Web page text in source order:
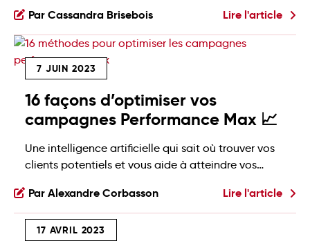
logo posé sur un produit, une marque est un
écosystème complet qui influence chaque
décision d’achat. Elle ne se construit pas juste
avec un beau visuel, mais dans la façon dont une
Par Cassandra Brisebois Lire l'article
7 JUIN 2023
16 façons d’optimiser vos
campagnes Performance Max 📈
Une intelligence artificielle qui sait où trouver vos
clients potentiels et vous aide à atteindre vos
Ça tombe bien, c'est exactement ce que
proposent les campagnes Performance Max de
Google. Ce système de campagnes intelligentes
Par Alexandre Corbasson Lire l'article
17 AVRIL 2023